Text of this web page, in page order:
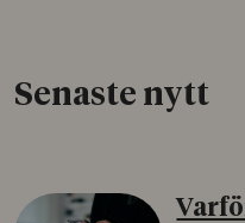
Senaste nytt